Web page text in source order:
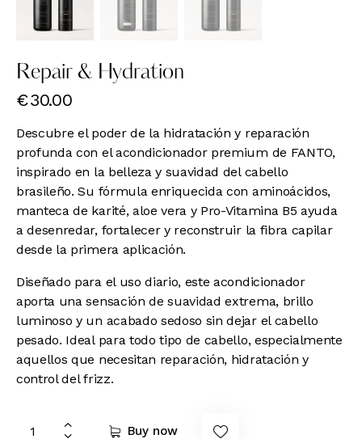
Repair & Hydration
€30.00
Descubre el poder de la hidratación y reparación
profunda con el acondicionador premium de FANTO,
inspirado en la belleza y suavidad del cabello
brasileño. Su fórmula enriquecida con aminoácidos,
manteca de karité, aloe vera y Pro-Vitamina B5 ayuda
a desenredar, fortalecer y reconstruir la fibra capilar
desde la primera aplicación.
Diseñado para el uso diario, este acondicionador
aporta una sensación de suavidad extrema, brillo
luminoso y un acabado sedoso sin dejar el cabello
pesado. Ideal para todo tipo de cabello, especialmente
aquellos que necesitan reparación, hidratación y
control del frizz.
Buy now